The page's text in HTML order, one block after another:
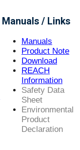
Manuals / Links
Manuals
Product Note
Download
REACH
Information
Safety Data
Sheet
Environmental
Product
Declaration